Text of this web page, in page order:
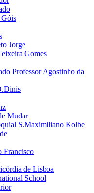
Jorge
Gomes
Professor Agostinho da
Mudar
S.Maximiliano Kolbe
Francisco
de Lisboa
School